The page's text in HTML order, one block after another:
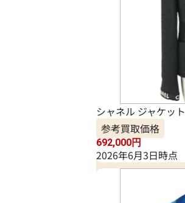
シャネル ジャケット
参考買取価格
692,000円
2026年6月3日時点